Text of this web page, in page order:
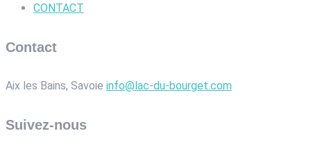
CONTACT
Contact
Aix les Bains, Savoie info@lac-du-bourget.com
Suivez-nous